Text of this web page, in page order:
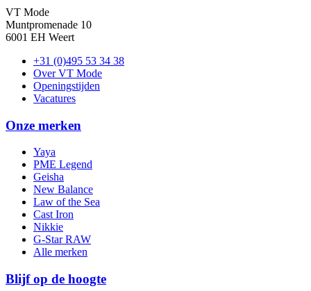
VT Mode
Muntpromenade 10
6001 EH Weert
+31 (0)495 53 34 38
Over VT Mode
Openingstijden
Vacatures
Onze merken
Yaya
PME Legend
Geisha
New Balance
Law of the Sea
Cast Iron
Nikkie
G-Star RAW
Alle merken
Blijf op de hoogte